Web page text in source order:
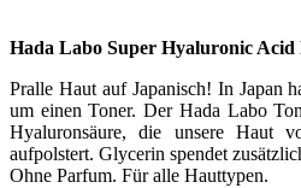
Hada Labo Super Hyaluronic Acid
Pralle Haut auf Japanisch! In Japan
um einen Toner. Der Hada Labo
Hyaluronsäure, die unsere Haut
aufpolstert. Glycerin spendet
Ohne Parfum. Für alle Hauttypen.